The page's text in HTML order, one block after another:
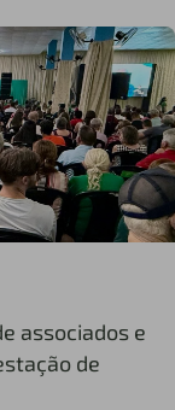
associados e
de